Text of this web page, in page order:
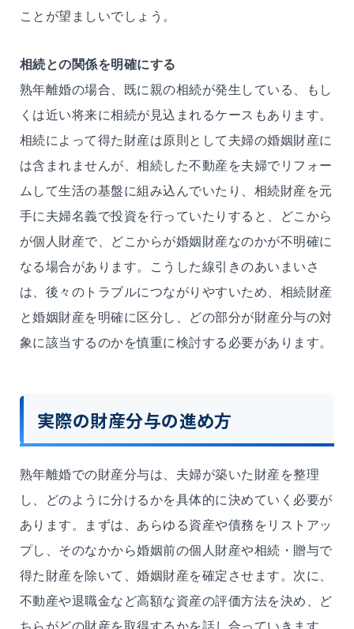
ことが望ましいでしょう。
相続との関係を明確にする
熟年離婚の場合、既に親の相続が発生している、もし
くは近い将来に相続が見込まれるケースもあります。
相続によって得た財産は原則として夫婦の婚姻財産に
は含まれませんが、相続した不動産を夫婦でリフォー
ムして生活の基盤に組み込んでいたり、相続財産を元
手に夫婦名義で投資を行っていたりすると、どこから
が個人財産で、どこからが婚姻財産なのかが不明確に
なる場合があります。こうした線引きのあいまいさ
は、後々のトラブルにつながりやすいため、相続財産
と婚姻財産を明確に区分し、どの部分が財産分与の対
象に該当するのかを慎重に検討する必要があります。
実際の財産分与の進め方
熟年離婚での財産分与は、夫婦が築いた財産を整理
し、どのように分けるかを具体的に決めていく必要が
あります。まずは、あらゆる資産や債務をリストアッ
プし、そのなかから婚姻前の個人財産や相続・贈与で
得た財産を除いて、婚姻財産を確定させます。次に、
不動産や退職金など高額な資産の評価方法を決め、ど